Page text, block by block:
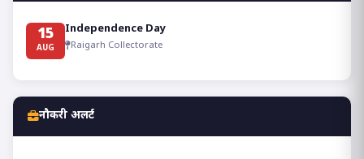
15
AUG
Independence Day
Raigarh Collectorate
नौकरी अलर्ट